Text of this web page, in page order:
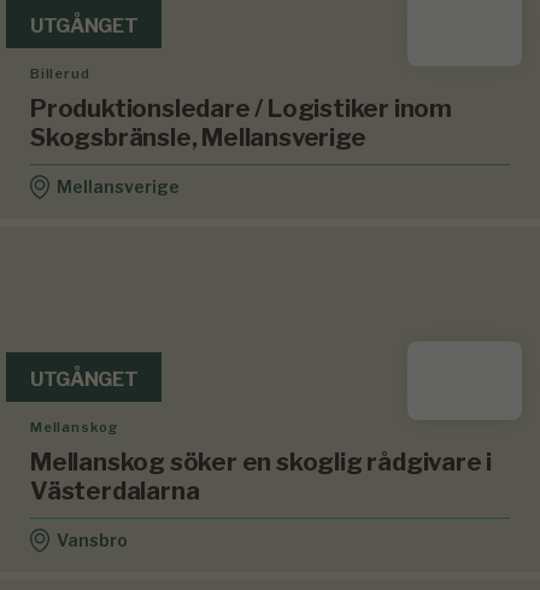
UTGÅNGET
Billerud
Produktionsledare / Logistiker inom
Skogsbränsle, Mellansverige
Mellansverige
UTGÅNGET
Mellanskog
Mellanskog söker en skoglig rådgivare i
Västerdalarna
Vansbro